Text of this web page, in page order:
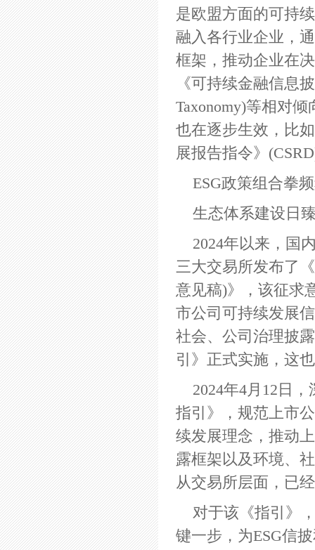
是欧盟方面的可持
融入各行业企业，
框架，推动企业在
《可持续金融信息
Taxonomy)等相对
也在逐步生效，比
展报告指令》
ESG政策组合拳
生态体系建设日
2024年以来，国
三大交易所发布了
意见稿)》，该征求
市公司可持续发展
社会、公司治理披
引》正式实施，这
2024年4月12日
指引》，规范上市
续发展理念，推动
露框架以及环境、
从交易所层面，已
对于该《指引》
键一步，为ESG信